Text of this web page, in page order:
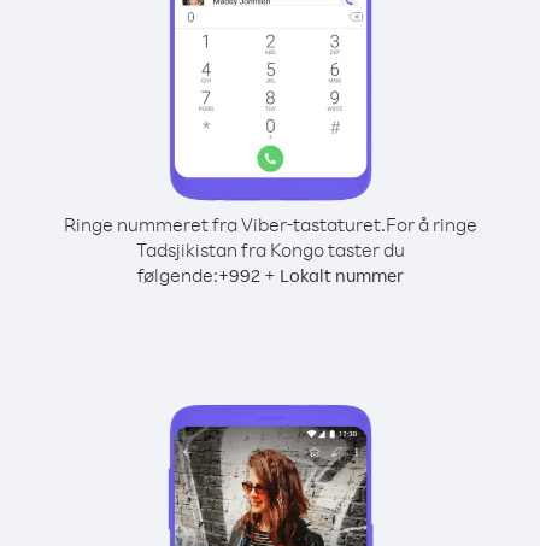
Ringe nummeret fra Viber-tastaturet.For å ringe
Tadsjikistan fra Kongo taster du
følgende:+992+ Lokalt nummer